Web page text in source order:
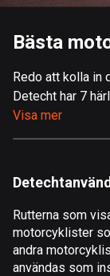
9 rutter
517
Algeriet
175
Bästa
Redo att kolla in
Detecht har 7
Visa mer
Rutterna som
motorcyklister
andra
användas som